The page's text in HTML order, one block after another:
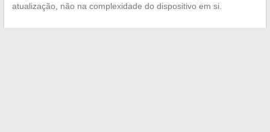
atualização, não na complexidade do dispositivo em si.